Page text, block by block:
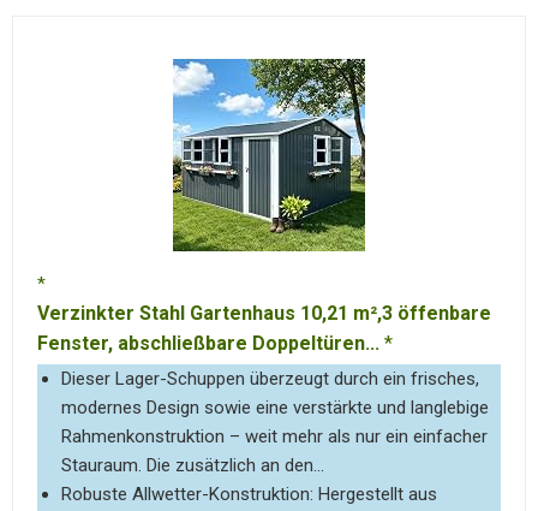
Verzinkter Stahl Gartenhaus 10,21 m²,3 öffenbare
Fenster, abschließbare Doppeltüren...
Dieser Lager-Schuppen überzeugt durch ein frisches,
modernes Design sowie eine verstärkte und langlebige
Rahmenkonstruktion – weit mehr als nur ein einfacher
Stauraum. Die zusätzlich an den...
Robuste Allwetter-Konstruktion: Hergestellt aus